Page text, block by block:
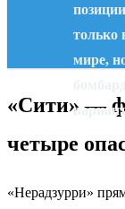
только
мире,
«Сити» —
четыре
«Нерадзурри»